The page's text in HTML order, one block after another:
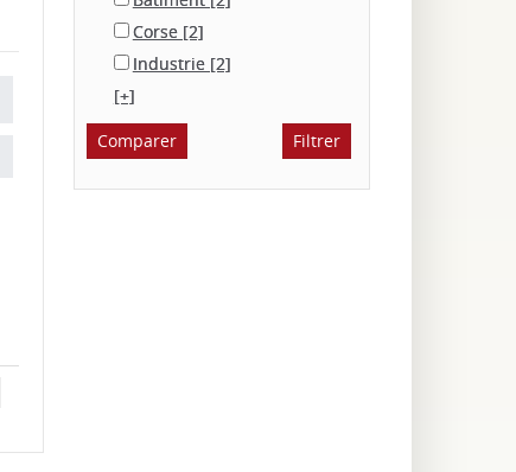
Corse [2]
Industrie [2]
[+]